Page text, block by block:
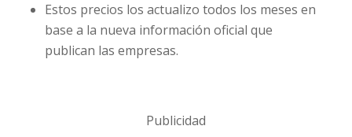
Estos precios los actualizo todos los meses en
base a la nueva información oficial que
publican las empresas.
Publicidad